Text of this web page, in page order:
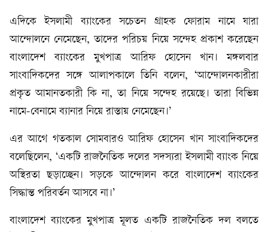
এদিকে ইসলামী ব্যাংকের সচেতন গ্রাহক ফোরাম নামে যারা
আন্দোলনে নেমেছেন, তাদের পরিচয় নিয়ে সন্দেহ প্রকাশ করেছেন
বাংলাদেশ ব্যাংকের মুখপাত্র আরিফ হোসেন খান। মঙ্গলবার
সাংবাদিকদের সঙ্গে আলাপকালে তিনি বলেন, ‘আন্দোলনকারীরা
প্রকৃত আমানতকারী কি না, তা নিয়ে সন্দেহ রয়েছে। তারা বিভিন্ন
নামে-বেনামে ব্যানার নিয়ে রাস্তায় নেমেছেন।’
এর আগে গতকাল সোমবারও আরিফ হোসেন খান সাংবাদিকদের
বলেছিলেন, ‘একটি রাজনৈতিক দলের সদস্যরা ইসলামী ব্যাংক নিয়ে
অস্থিরতা ছড়াচ্ছেন। সড়কে আন্দোলন করে বাংলাদেশ ব্যাংকের
সিদ্ধান্ত পরিবর্তন আসবে না।’
বাংলাদেশ ব্যাংকের মুখপাত্র মূলত একটি রাজনৈতিক দল বলতে